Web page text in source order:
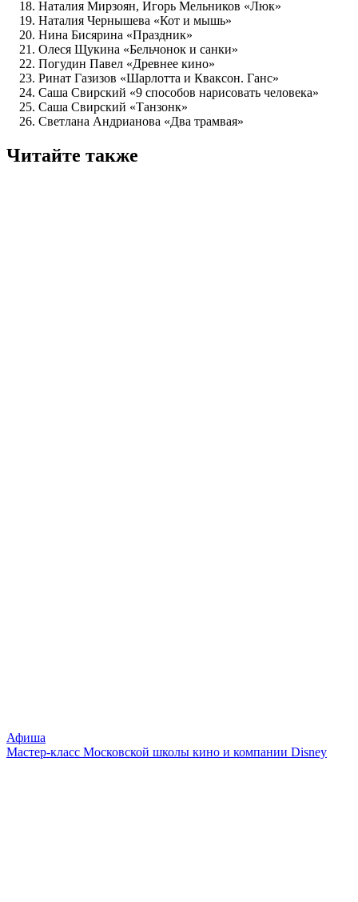
Наталия Мирзоян, Игорь Мельников «Люк»
Наталия Чернышева «Кот и мышь»
Нина Бисярина «Праздник»
Олеся Щукина «Бельчонок и санки»
Погудин Павел «Древнее кино»
Ринат Газизов «Шарлотта и Кваксон. Ганс»
Саша Свирский «9 способов нарисовать человека»
Саша Свирский «Танзонк»
Светлана Андрианова «Два трамвая»
Читайте также
Афиша
Мастер-класс Московской школы кино и компании Disney